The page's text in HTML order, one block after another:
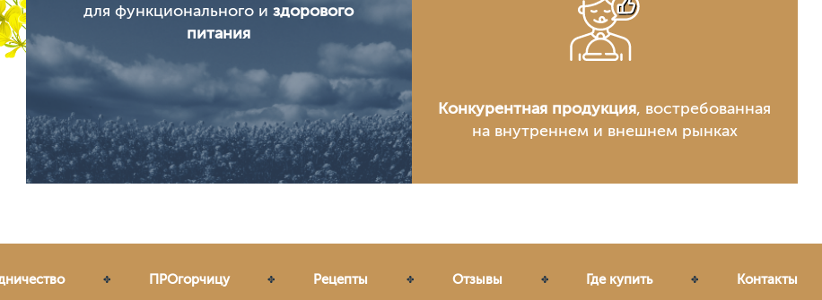
для функционального издорового
питания
Конкурентная продукция, востребованная
на внутреннем и внешнем рынках
ПРОгорчицу Рецепты Отзывы Где купить Контакты